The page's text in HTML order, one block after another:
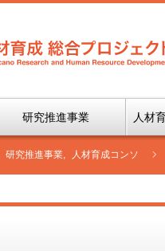
研究推進事業 人材
研究推進事業, 人材育成コンソ